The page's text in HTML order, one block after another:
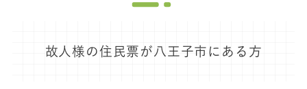
故人様の住民票が八王子市にある方